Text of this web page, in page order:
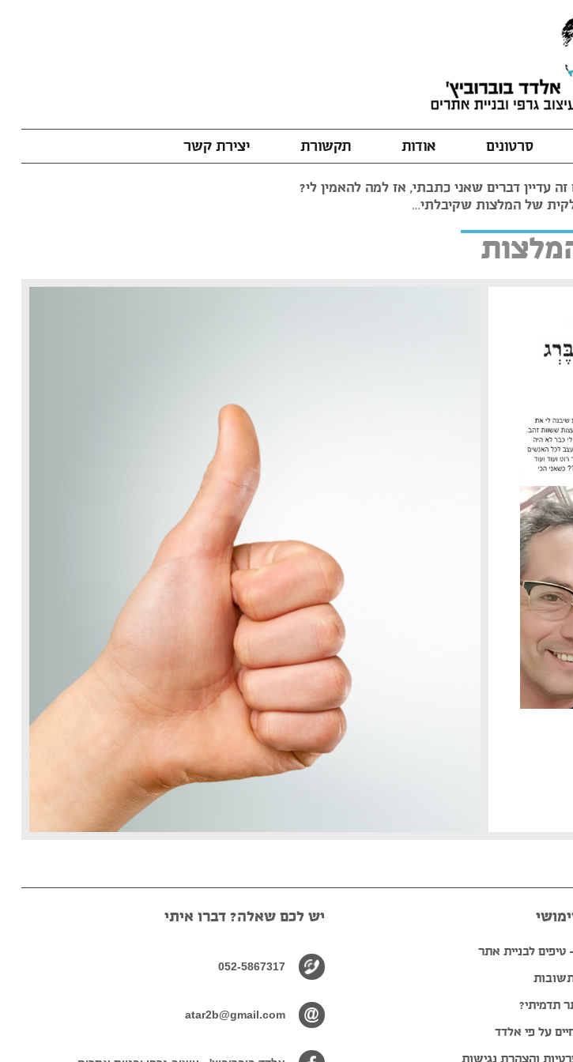
סרטונים אודות תקשורת יצירת קשר
עדיין דברים שאני כתבתי, אז למה להאמין לי?
של המלצות שקיבלתי…
טיפים לבניית אתר
תדמיתי?
על פי אלדד
והצהרת נגישות
יש לכם שאלה? דברו איתי
052-5867317
atar2b@gmail.com